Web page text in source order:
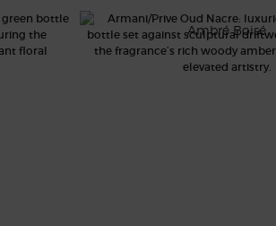
Ambré Boisé